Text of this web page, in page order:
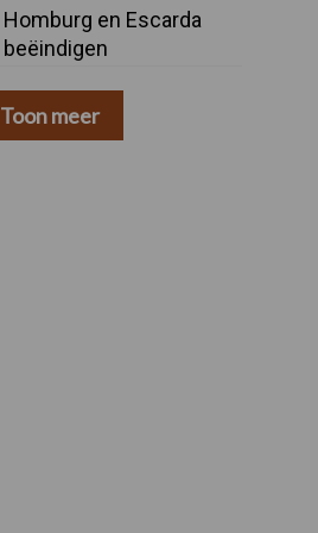
Homburg en Escarda
beëindigen
Toon meer